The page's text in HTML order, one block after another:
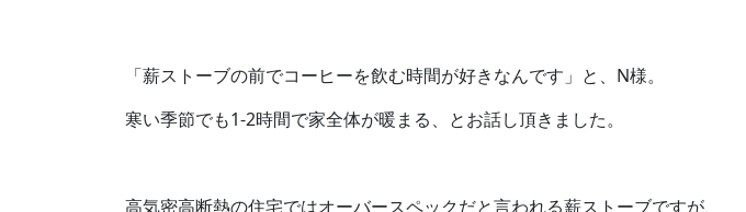
「薪ストーブの前でコーヒーを飲む時間が好きなんです」と、N様。
寒い季節でも1-2時間で家全体が暖まる、とお話し頂きました。
高気密高断熱の住宅ではオーバースペックだと言われる薪ストーブですが、